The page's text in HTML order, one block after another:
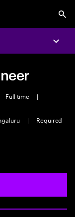
Full time
|
|
Required